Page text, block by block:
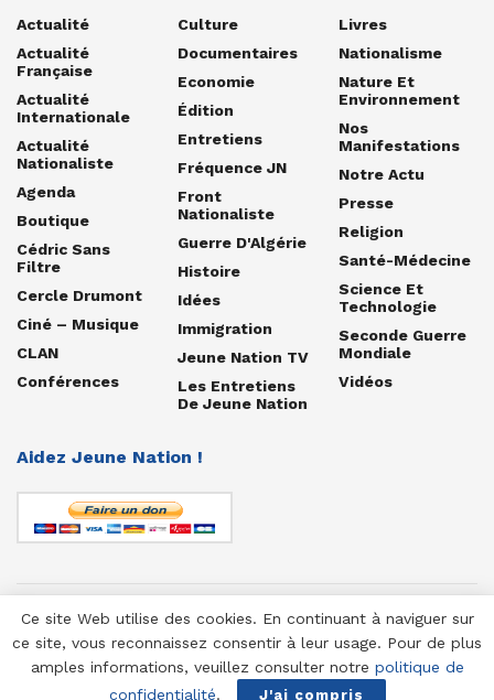
Actualité
Actualité
Française
Actualité
Internationale
Actualité
Nationaliste
Agenda
Boutique
Cédric Sans
Filtre
Cercle Drumont
Ciné – Musique
CLAN
Conférences
Culture
Documentaires
Economie
Édition
Entretiens
Fréquence JN
Front
Nationaliste
Guerre D'Algérie
Histoire
Idées
Immigration
Jeune Nation TV
Les Entretiens
De Jeune Nation
Livres
Nationalisme
Nature Et
Environnement
Nos
Manifestations
Notre Actu
Presse
Religion
Santé-Médecine
Science Et
Technologie
Seconde Guerre
Mondiale
Vidéos
Aidez Jeune Nation !
© 1958-2025 Jeune Nation
Ce site Web utilise des cookies. En continuant à naviguer sur
ce site, vous reconnaissez consentir à leur usage. Pour de plus
amples informations, veuillez consulter notre politique de
confidentialité. J'ai compris